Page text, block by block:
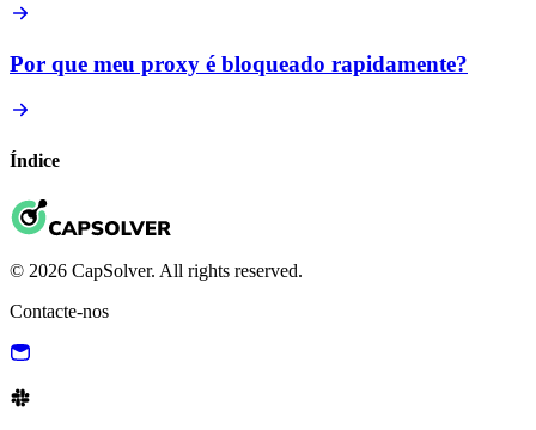
Por que meu proxy é bloqueado rapidamente?
Índice
© 2026 CapSolver. All rights reserved.
Contacte-nos